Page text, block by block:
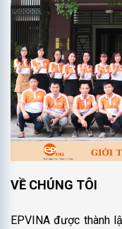
VỀ CHÚNG TÔI
EPVINA được thành